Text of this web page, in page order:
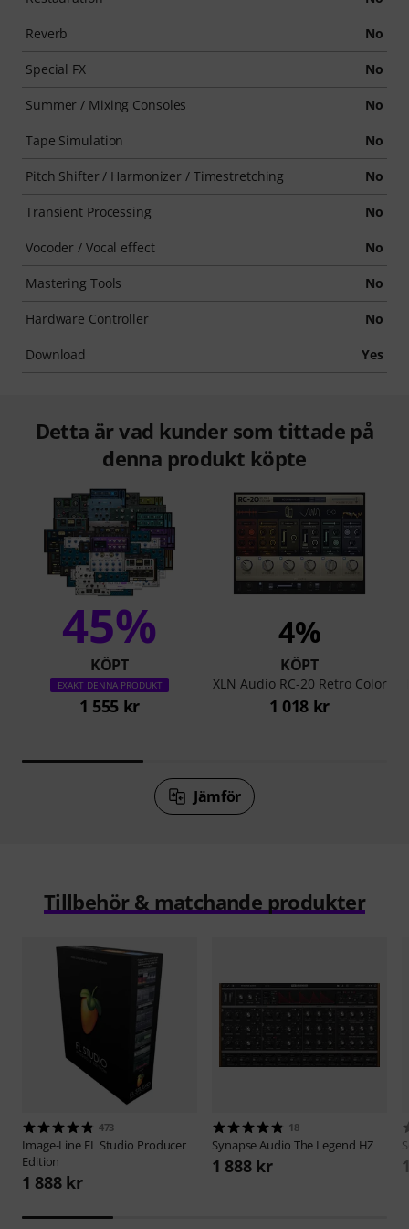
Reverb No
Special FX No
Summer / Mixing Consoles No
Tape Simulation No
Pitch Shifter / Harmonizer / Timestretching No
Transient Processing No
Vocoder / Vocal effect No
Mastering Tools No
Hardware Controller No
Download Yes
Detta är vad kunder som tittade på
denna produkt köpte
45%
KÖPT
EXAKT DENNA PRODUKT
1 555 kr
4%
KÖPT
XLN Audio RC-20 Retro Color
1 018 kr
Jämför
Tillbehör & matchande produkter
473
Image-Line FL Studio Producer
Edition
1 888 kr
18
Synapse Audio The Legend HZ
1 888 kr